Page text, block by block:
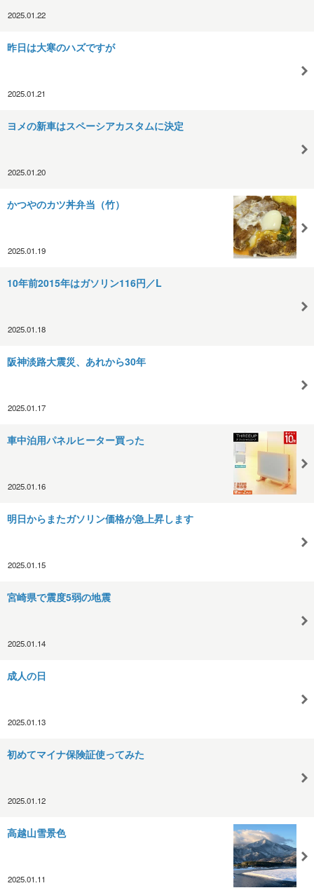
2025.01.22
昨日は大寒のハズですが
2025.01.21
ヨメの新車はスペーシアカスタムに決定
2025.01.20
かつやのカツ丼弁当（竹）
2025.01.19
10年前2015年はガソリン116円／L
2025.01.18
阪神淡路大震災、あれから30年
2025.01.17
車中泊用パネルヒーター買った
2025.01.16
明日からまたガソリン価格が急上昇します
2025.01.15
宮崎県で震度5弱の地震
2025.01.14
成人の日
2025.01.13
初めてマイナ保険証使ってみた
2025.01.12
高越山雪景色
2025.01.11